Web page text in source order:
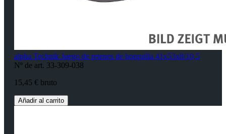
alpha Technik Juego de retenes de horquilla 41x53x8/10,5
Nº de art. 33-309-038
15,45 € bruto
Añadir al carrito